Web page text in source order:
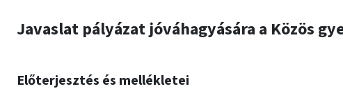
Javaslat pályázat jóváhagyására a Közös
Előterjesztés és mellékletei